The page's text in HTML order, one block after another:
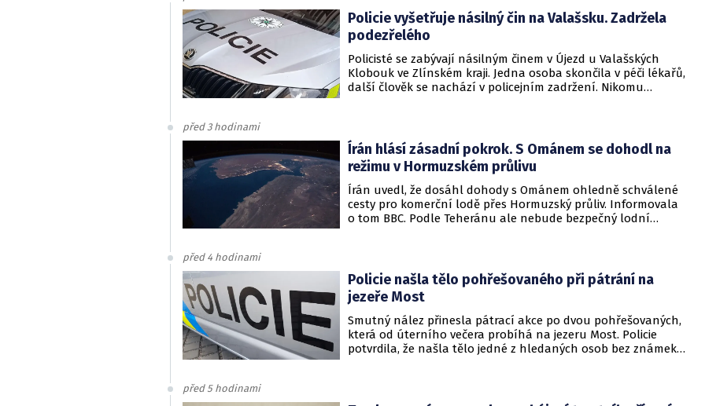
Policie vyšetřuje násilný čin na Valašsku. Zadržela
podezřelého
Policisté se zabývají násilným činem v Újezd u Valašských
Klobouk ve Zlínském kraji. Jedna osoba skončila v péči lékařů,
další člověk se nachází v policejním zadržení. Nikomu
před 3 hodinami
Írán hlásí zásadní pokrok. S Ománem se dohodl na
režimu v Hormuzském průlivu
Írán uvedl, že dosáhl dohody s Ománem ohledně schválené
cesty pro komerční lodě přes Hormuzský průliv. Informovala
o tom BBC. Podle Teheránu ale nebude bezpečný lodní
před 4 hodinami
Policie našla tělo pohřešovaného při pátrání na
jezeře Most
Smutný nález přinesla pátrací akce po dvou pohřešovaných,
která od úterního večera probíhá na jezeru Most. Policie
potvrdila, že našla tělo jedné z hledaných osob bez známek
před 5 hodinami